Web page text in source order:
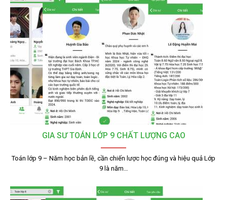
GIA SƯ TOÁN LỚP 9 CHẤT LƯỢNG CAO
Toán lớp 9 – Năm học bản lề, cần chiến lược học đúng và hiệu quả Lớp
9 là năm…